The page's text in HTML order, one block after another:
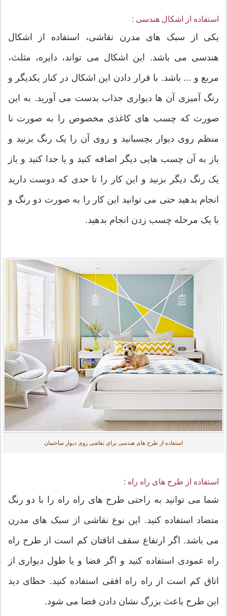
استفاده از اشکال هندسی :
یکی از سبک های مدرن نقاشی، استفاده از اشکال
هندسی می باشد. این اشکال می تواند، دایره، مثلث،
مربع و ... باشد. با قرار دادن این اشکال در کنار یکدیگر و
رنگ آمیزی آن ها دیواری جذاب بدست می آورید. به این
صورت که چسب های کاغذی مخصوص را به صورت نا
منظم روی دیوار بچسبانید و روی آن را یک رنگ بزنید و
باز به آن چسب هایی دیگر اضافه کنید و یا جدا کنید و باز
یک رنگ دیگر بزنید و این کار را تا حدی که دوست دارید
انجام بدهید حتی می توانید این کار را به صورت دو رنگ و
با یک مرحله چسب زدن انجام بدهید.
استفاده از طرح های هندسی برای نقاشی روی دیوار ساختمان
استفاده از طرح های راه راه :
شما می توانید به راحتی طرح های راه راه را با دو رنگ
متضاد استفاده کنید. این نوع نقاشی از سبک های مدرن
می باشد. اگر ارتفاع سقف اتاقتان کم است از طرح راه
راه عمودی استفاده کنید و اگر فضا و یا طول دیواری از
اتاق کم است از راه راه افقی استفاده کنید. خطای دید
این طرح باعث بزرگ نشان دادن فضا می شود.